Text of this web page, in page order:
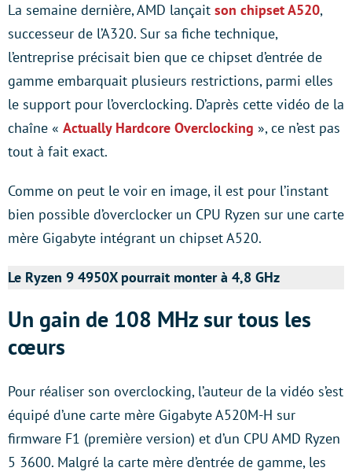
La semaine dernière, AMD lançait son chipset A520,
successeur de l’A320. Sur sa fiche technique,
l’entreprise précisait bien que ce chipset d’entrée de
gamme embarquait plusieurs restrictions, parmi elles
le support pour l’overclocking. D’après cette vidéo de la
chaîne « Actually Hardcore Overclocking », ce n’est pas
tout à fait exact.
Comme on peut le voir en image, il est pour l’instant
bien possible d’overclocker un CPU Ryzen sur une carte
mère Gigabyte intégrant un chipset A520.
Le Ryzen 9 4950X pourrait monter à 4,8 GHz
Un gain de 108 MHz sur tous les
cœurs
Pour réaliser son overclocking, l’auteur de la vidéo s’est
équipé d’une carte mère Gigabyte A520M-H sur
firmware F1 (première version) et d’un CPU AMD Ryzen
5 3600. Malgré la carte mère d’entrée de gamme, les